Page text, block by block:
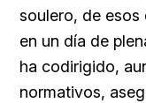
soulero, de esos
en un día de
ha codirigido,
normativos,